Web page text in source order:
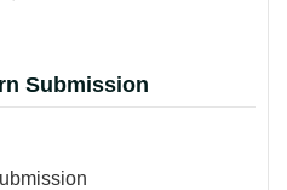
Submission